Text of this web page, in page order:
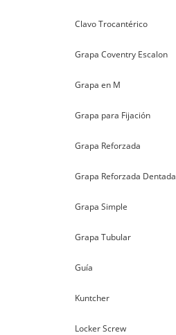
Clavo Trocantérico
Grapa Coventry Escalon
Grapa en M
Grapa para Fijación
Grapa Reforzada
Grapa Reforzada Dentada
Grapa Simple
Grapa Tubular
Guía
Kuntcher
Locker Screw